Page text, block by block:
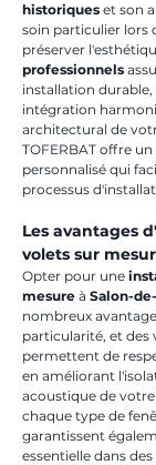
historiques et son
soin particulier lors
préserver
professionnels
installation
intégration
architectural de
TOFERBAT offre
personnalisé qui
processus
Les avantages
volets sur
Opter pour une
mesure à Salon-
nombreux
particularité, et des
permettent de
en améliorant
acoustique de
chaque type de
garantissent
essentielle dans